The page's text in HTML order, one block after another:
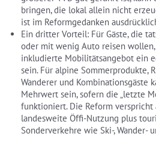
bringen, die lokal allein nicht
ist im Reformgedanken
Ein dritter Vorteil: Für Gäste, die
oder mit wenig Auto reisen wollen,
inkludierte Mobilitätsangebot ein
sein. Für alpine Sommerprodukte,
Wanderer und Kombinationsgäste
Mehrwert sein, sofern die „letzte
funktioniert. Die Reform verspricht
landesweite Öffi-Nutzung plus
Sonderverkehre wie Ski-, Wander-